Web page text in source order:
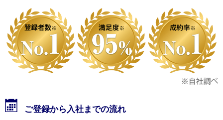
ご登録から入社までの流れ